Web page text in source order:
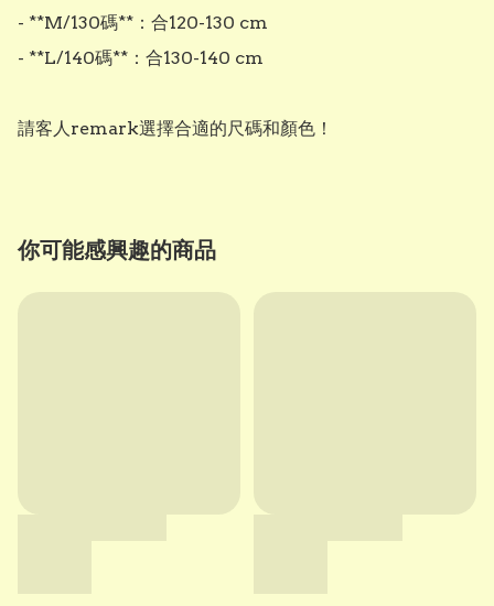
- **M/130碼**：合120-130 cm
- **L/140碼**：合130-140 cm
請客人remark選擇合適的尺碼和顏色！
你可能感興趣的商品